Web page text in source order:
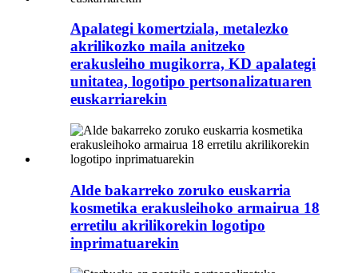
Apalategi komertziala, metalezko
akrilikozko maila anitzeko
erakusleiho mugikorra, KD apalategi
unitatea, logotipo pertsonalizatuaren
euskarriarekin
Alde bakarreko zoruko euskarria
kosmetika erakusleihoko armairua 18
erretilu akrilikorekin logotipo
inprimatuarekin